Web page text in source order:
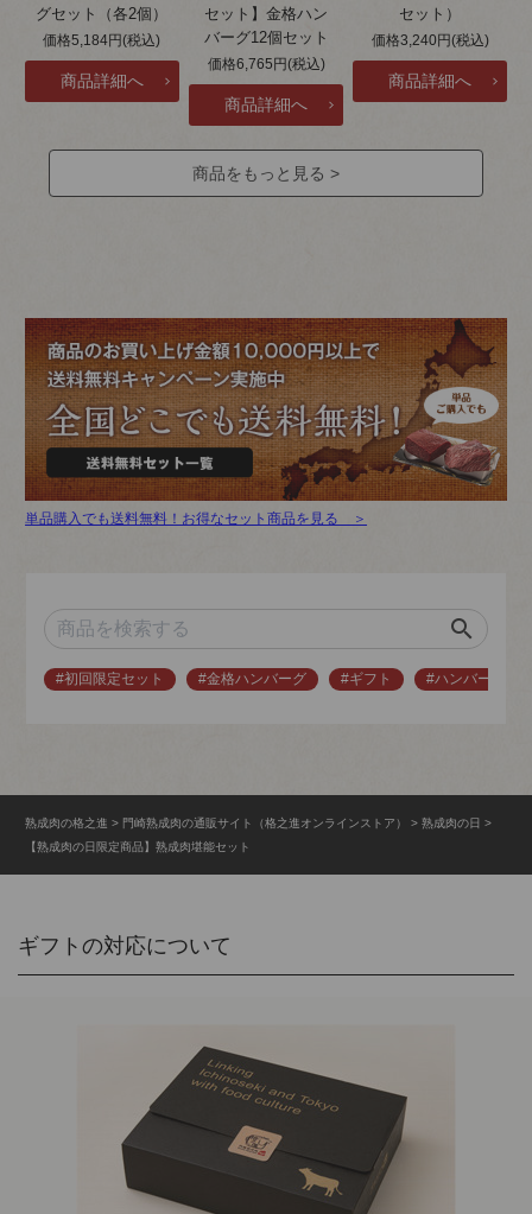
グセット（各2個）
価格5,184円(税込)
セット】金格ハン
バーグ12個セット
価格6,765円(税込)
セット）
価格3,240円(税込)
商品をもっと見る >
単品購入でも送料無料！お得なセット商品を見る ＞
search
#初回限定セット #金格ハンバーグ #ギフト #ハンバーグ
熟成肉の格之進 門崎熟成肉の通販サイト（格之進オンラインストア）
熟成肉の日
【熟成肉の日限定商品】熟成肉堪能セット
ギフトの対応について